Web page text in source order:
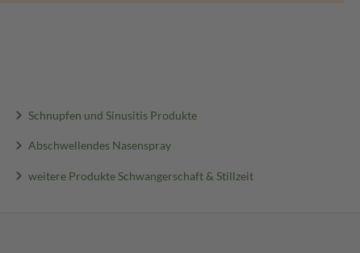
Schnupfen und Sinusitis Produkte
Abschwellendes Nasenspray
weitere Produkte Schwangerschaft & Stillzeit